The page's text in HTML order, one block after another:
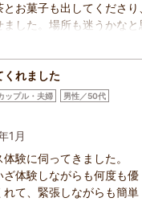
とお菓子も出してくださ
した。場所も迷うかな
てすぐ受け取らせてい
マイズが豊富で風鈴とか
。リピート確定なので予
、
くれました
ップル・夫婦 男性／50代
1月
験に伺ってきました。
体験しながらも何度も優
れて、緊張しながらも簡単